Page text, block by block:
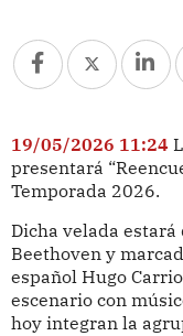
19/05/2026 11:24
presentará
Temporada 2026.
Dicha velada
Beethoven y
español Hugo
escenario con
hoy integran la